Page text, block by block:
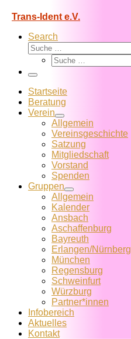
Trans-Ident e.V.
Search
Suche
Suche
Menü
Startseite
Beratung
Verein
Allgemein
Vereins­geschichte
Satzung
Mitglied­schaft
Vorstand
Spenden
Gruppen
Allgemein
Kalender
Ansbach
Aschaffenburg
Bayreuth
Erlangen/Nürnberg
München
Regensburg
Schweinfurt
Würzburg
Partner*innen
Infobereich
Aktuelles
Kontakt